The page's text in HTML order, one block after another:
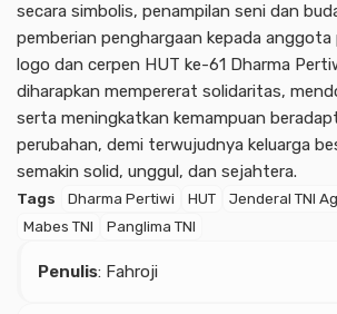
secara simbolis, penampilan seni dan
pemberian penghargaan kepada anggota
logo dan cerpen HUT ke-61 Dharma
diharapkan mempererat solidaritas,
serta meningkatkan kemampuan
perubahan, demi terwujudnya keluarga
semakin solid, unggul, dan sejahtera.
Tags Dharma Pertiwi HUT
Jenderal TNI
Mabes TNI
Panglima TNI
Penulis: Fahroji